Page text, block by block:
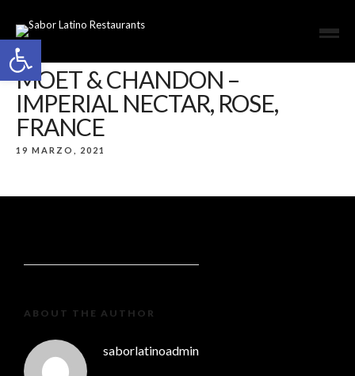
Open toolbar
MOET & CHANDON –
IMPERIAL NECTAR, ROSE,
FRANCE
19 MARZO, 2021
ABOUT THE AUTHOR
saborlatinoadmin